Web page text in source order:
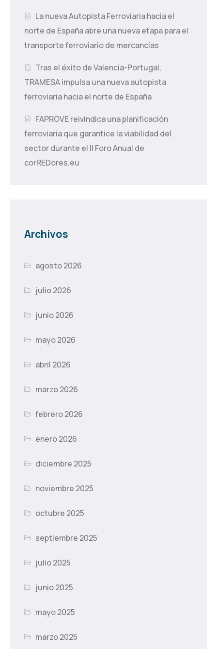
La nueva Autopista Ferroviaria hacia el
norte de España abre una nueva etapa para el
transporte ferroviario de mercancías
Tras el éxito de Valencia-Portugal,
TRAMESA impulsa una nueva autopista
ferroviaria hacia el norte de España
FAPROVE reivindica una planificación
ferroviaria que garantice la viabilidad del
sector durante el II Foro Anual de
corREDores.eu
Archivos
agosto 2026
julio 2026
junio 2026
mayo 2026
abril 2026
marzo 2026
febrero 2026
enero 2026
diciembre 2025
noviembre 2025
octubre 2025
septiembre 2025
julio 2025
junio 2025
mayo 2025
marzo 2025